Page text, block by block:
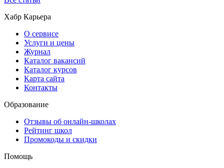
Хабр Карьера
О сервисе
Услуги и цены
Журнал
Каталог вакансий
Каталог курсов
Карта сайта
Контакты
Образование
Отзывы об онлайн-школах
Рейтинг школ
Промокоды и скидки
Помощь